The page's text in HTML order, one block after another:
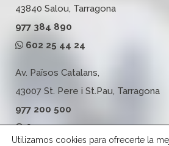
43840 Salou, Tarragona
977 384 890
602 25 44 24
Av. Països Catalans,
43007 St. Pere i St.Pau, Tarragona
977 200 500
602 25 44 24
Utilizamos cookies para ofrecerte la